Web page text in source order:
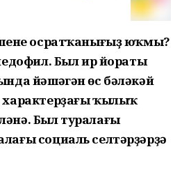
осратҡанығыҙ юҡмы?
Был ир йораты
йәшәгән өс бәләкәй
характерҙағы ҡылыҡ
Был туралағы
социаль селтәрҙәрҙә